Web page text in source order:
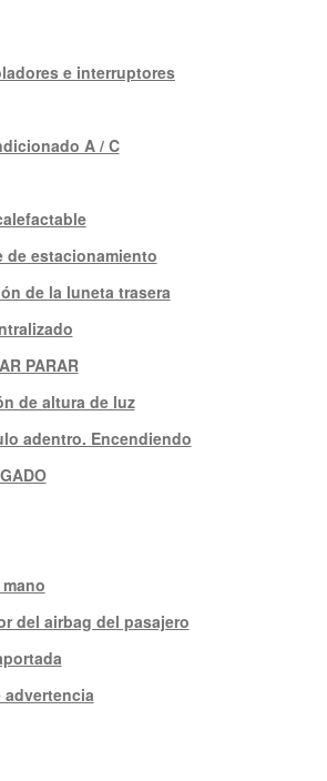
e interruptores
A / C
de estacionamiento
de la luneta trasera
PARAR
de altura de luz
adentro. Encendiendo
del airbag del pasajero
advertencia